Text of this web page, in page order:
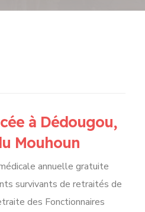
à Dédougou,
Mouhoun
annuelle gratuite
survivants de retraités de
des Fonctionnaires